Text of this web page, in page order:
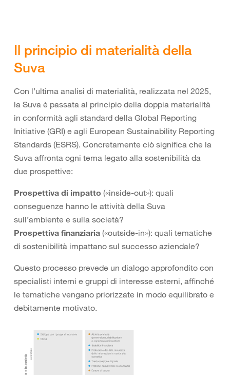
Il principio di materialità della
Suva
Con l’ultima analisi di materialità, realizzata nel 2025,
la Suva è passata al principio della doppia materialità
in conformità agli standard della Global Reporting
Initiative (GRI) e agli European Sustainability Reporting
Standards (ESRS). Concretamente ciò significa che la
Suva affronta ogni tema legato alla sostenibilità da
due prospettive:
Prospettiva di impatto («inside-out»): quali
conseguenze hanno le attività della Suva
sull’ambiente e sulla società?
Prospettiva finanziaria («outside-in»): quali tematiche
di sostenibilità impattano sul successo aziendale?
Questo processo prevede un dialogo approfondito con
specialisti interni e gruppi di interesse esterni, affinché
le tematiche vengano priorizzate in modo equilibrato e
debitamente motivato.